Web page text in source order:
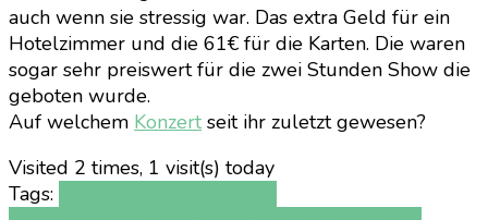
auch wenn sie stressig war. Das extra Geld für ein
Hotelzimmer und die 61€ für die Karten. Die waren
sogar sehr preiswert für die zwei Stunden Show die
geboten wurde.
Auf welchem Konzertseit ihr zuletzt gewesen?
Visited 2 times, 1 visit(s) today
Tags: